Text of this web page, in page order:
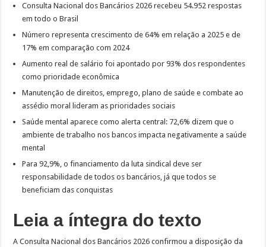
Consulta Nacional dos Bancários 2026 recebeu 54.952 respostas
em todo o Brasil
Número representa crescimento de 64% em relação a 2025 e de
17% em comparação com 2024
Aumento real de salário foi apontado por 93% dos respondentes
como prioridade econômica
Manutenção de direitos, emprego, plano de saúde e combate ao
assédio moral lideram as prioridades sociais
Saúde mental aparece como alerta central: 72,6% dizem que o
ambiente de trabalho nos bancos impacta negativamente a saúde
mental
Para 92,9%, o financiamento da luta sindical deve ser
responsabilidade de todos os bancários, já que todos se
beneficiam das conquistas
Leia a íntegra do texto
A Consulta Nacional dos Bancários 2026 confirmou a disposição da